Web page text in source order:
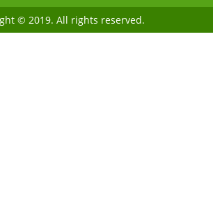
© 2019. All rights reserved.